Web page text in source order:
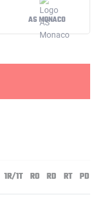
AS MONACO
1R/1T RO RD RT PD